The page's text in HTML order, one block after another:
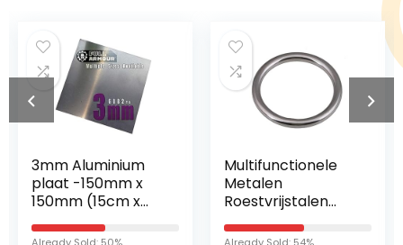
3mm Aluminium
plaat -150mm x
150mm (15cm x
15cm)
Multifunctionele
Metalen
Roestvrijstalen
stalen cirkel,
Stalen”O” -stalen